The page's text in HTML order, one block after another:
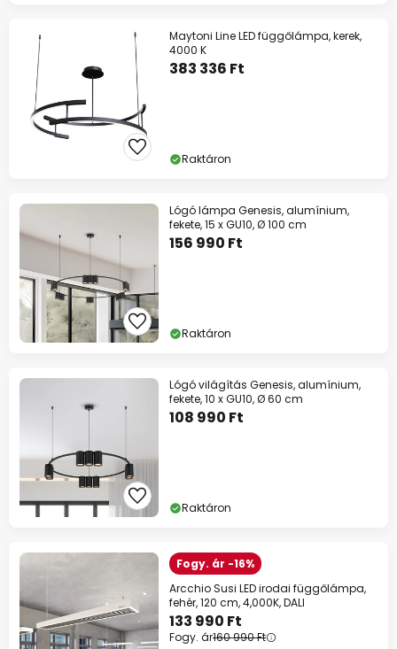
Maytoni Line LED függőlámpa, kerek,
4000 K
383 336 Ft
Raktáron
Lógó lámpa Genesis, alumínium,
fekete, 15 x GU10, Ø 100 cm
156 990 Ft
Raktáron
Lógó világítás Genesis, alumínium,
fekete, 10 x GU10, Ø 60 cm
108 990 Ft
Raktáron
Fogy. ár -16%
Arcchio Susi LED irodai függőlámpa,
fehér, 120 cm, 4,000K, DALI
133 990 Ft
Fogy. ár160 990 Ft